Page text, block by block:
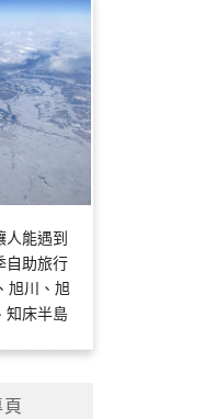
人能遇到
自助旅行
旭川、旭
知床半島